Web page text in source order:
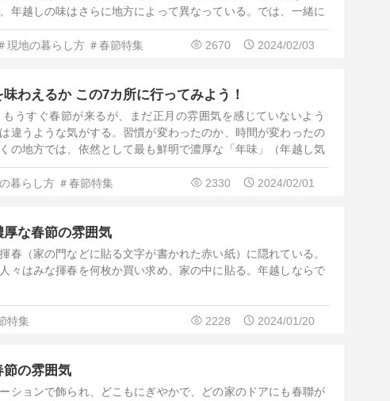
年越しの味はさらに地方によって異なっている。では、一緒に
現地の暮らし方 ＃春節特集 2670 2024/02/03
わえるか この7カ所に行ってみよう！
うすぐ春節が来るが、まだ正月の雰囲気を感じていないよう
違うような気がする。習慣が変わったのか、時間が変わったの
の地方では、依然として最も鮮明で濃厚な「年味」（年越し気
暮らし方 ＃春節特集 2330 2024/02/01
厚な春節の雰囲気
春（家の門などに貼る文字が書かれた赤い紙）に隠れている。
々はみな揮春を何枚か買い求め、家の中に貼る。年越しならで
特集 2228 2024/01/20
節の雰囲気
ションで飾られ、どこもにぎやかで、どの家のドアにも春聯が